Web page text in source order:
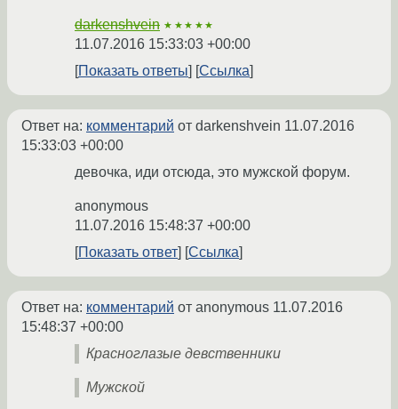
darkenshvein ★★★★★
11.07.2016 15:33:03 +00:00
Показать ответы
Ссылка
Ответ на: комментарий от darkenshvein 11.07.2016
15:33:03 +00:00
девочка, иди отсюда, это мужской форум.
anonymous
11.07.2016 15:48:37 +00:00
Показать ответ
Ссылка
Ответ на: комментарий от anonymous 11.07.2016
15:48:37 +00:00
Красноглазые девственники
Мужской